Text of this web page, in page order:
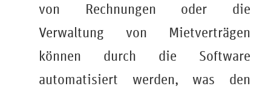
von Rechnungen oder die
Verwaltung von Mietverträgen
können durch die Software
automatisiert werden, was den